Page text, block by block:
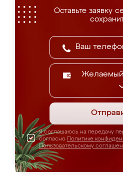
Оставьте заявку
Я соглашаюсь на передачу
согласно Политике
Пользовательскому